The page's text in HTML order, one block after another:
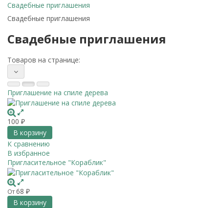
Свадебные приглашения
Свадебные приглашения
Свадебные приглашения
Товаров на странице:
Приглашение на спиле дерева
100 ₽
В корзину
К сравнению
В избранное
Пригласительное "Кораблик"
От68 ₽
В корзину